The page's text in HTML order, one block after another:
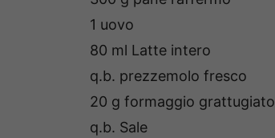
1 uovo
80 ml Latte intero
q.b. prezzemolo fresco
20 g formaggio grattugiato
q.b. Sale